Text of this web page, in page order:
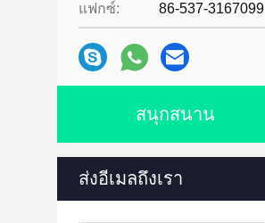
แฟกซ์: 86-537-3167099
สนุกสนาน
ส่งอีเมลถึงเรา